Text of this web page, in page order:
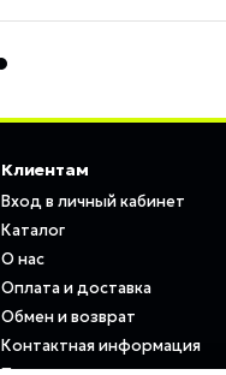
Клиентам
Вход в личный кабинет
Каталог
О нас
Оплата и доставка
Обмен и возврат
Контактная информация